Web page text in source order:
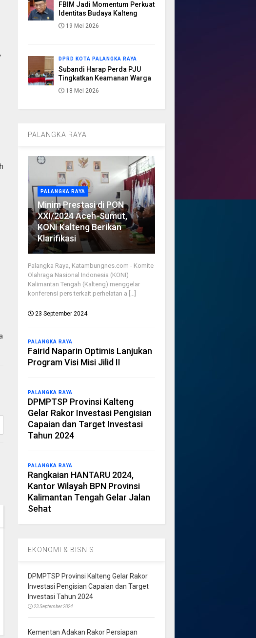
FBIM Jadi Momentum Perkuat
Identitas Budaya Kalteng
19 Mei 2026
DPRD KOTA PALANGKA RAYA
Subandi Harap Perda PJU
Tingkatkan Keamanan Warga
18 Mei 2026
PALANGKA RAYA
PALANGKA RAYA
Minim Prestasi di PON
XXI/2024 Aceh-Sumut,
KONI Kalteng Berikan
Klarifikasi
Palangka Raya, Katambungnes.com - Komite
Olahraga Nasional Indonesia (KONI)
Kalimantan Tengah (Kalteng) menggelar
konferensi pers terkait perhelatan a [...]
23 September 2024
PALANGKA RAYA
Fairid Naparin Optimis Lanjukan
Program Visi Misi Jilid II
PALANGKA RAYA
DPMPTSP Provinsi Kalteng
Gelar Rakor Investasi Pengisian
Capaian dan Target Investasi
Tahun 2024
PALANGKA RAYA
Rangkaian HANTARU 2024,
Kantor Wilayah BPN Provinsi
Kalimantan Tengah Gelar Jalan
Sehat
EKONOMI & BISNIS
DPMPTSP Provinsi Kalteng Gelar Rakor
Investasi Pengisian Capaian dan Target
Investasi Tahun 2024
23 September 2024
Kementan Adakan Rakor Persiapan